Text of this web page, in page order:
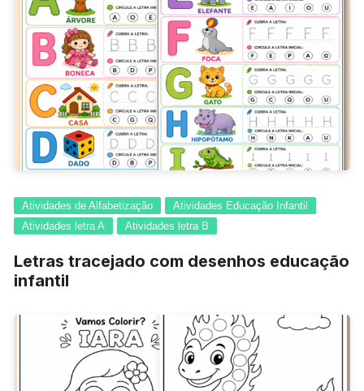
Atividades de Alfabetização
Atividades Educação Infantil
Atividades letra A
Atividades letra B
Letras tracejado com desenhos educação
infantil